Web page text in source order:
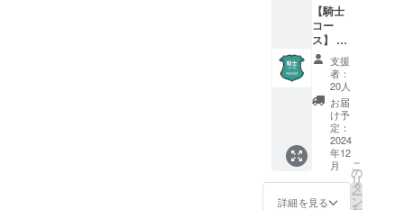
させて
いただ
きま
す。支
援時、
必ず備
考欄に
掲載を
希望さ
れるお
名前を
ご記入
くださ
い。実
【騎士
コー
ス】 こ
ちらの
コース
では、
以下の
特典を
ご用意
してい
ます。
・お名
前の掲
載 ・製
支援
者：
20人
お届
け予
定：
2024
年12
月
詳細を見る
こ
の
リ
タ
ー
ン